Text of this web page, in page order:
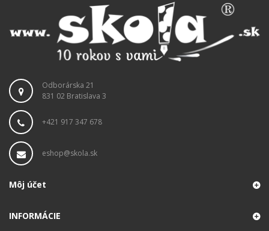
Odborárska 21
831 02 Bratislava 3
+421 917 347 678
eshop@skola.sk
Môj účet
INFORMÁCIE